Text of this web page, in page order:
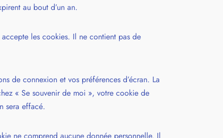
au bout d’un an.
les cookies. Il ne contient pas de
de connexion et vos préférences d’écran. La
« Se souvenir de moi », votre cookie de
sera effacé.